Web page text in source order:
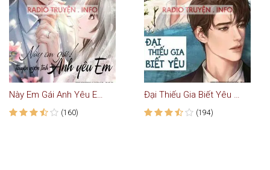
Này Em Gái Anh Yêu Em - Truyện Ngôn Tình
(160)
Đại Thiếu Gia Biết Yêu - Truyện Ngôn Tình
(194)